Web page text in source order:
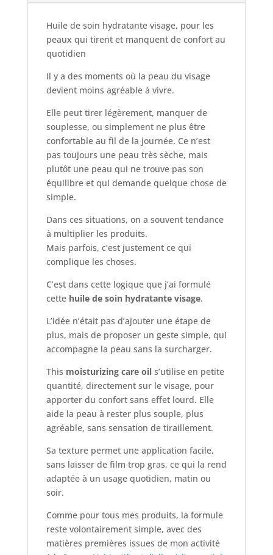
Huile de soin hydratante visage, pour les
peaux qui tirent et manquent de confort au
quotidien
Il y a des moments où la peau du visage
devient moins agréable à vivre.
Elle peut tirer légèrement, manquer de
souplesse, ou simplement ne plus être
confortable au fil de la journée. Ce n’est
pas toujours une peau très sèche, mais
plutôt une peau qui ne trouve pas son
équilibre et qui demande quelque chose de
simple.
Dans ces situations, on a souvent tendance
à multiplier les produits.
Mais parfois, c’est justement ce qui
complique les choses.
C’est dans cette logique que j’ai formulé
cette huile de soin hydratante visage.
L’idée n’était pas d’ajouter une étape de
plus, mais de proposer un geste simple, qui
accompagne la peau sans la surcharger.
This moisturizing care oils’utilise en petite
quantité, directement sur le visage, pour
apporter du confort sans effet lourd. Elle
aide la peau à rester plus souple, plus
agréable, sans sensation de tiraillement.
Sa texture permet une application facile,
sans laisser de film trop gras, ce qui la rend
adaptée à un usage quotidien, matin ou
soir.
Comme pour tous mes produits, la formule
reste volontairement simple, avec des
matières premières issues de mon activité